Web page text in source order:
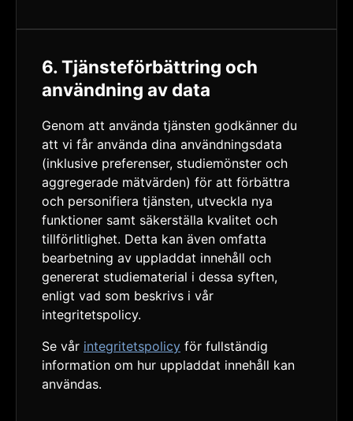
6. Tjänsteförbättring och
användning av data
Genom att använda tjänsten godkänner du
att vi får använda dina användningsdata
(inklusive preferenser, studiemönster och
aggregerade mätvärden) för att förbättra
och personifiera tjänsten, utveckla nya
funktioner samt säkerställa kvalitet och
tillförlitlighet. Detta kan även omfatta
bearbetning av uppladdat innehåll och
genererat studiematerial i dessa syften,
enligt vad som beskrivs i vår
integritetspolicy.
Se vår integritetspolicy för fullständig
information om hur uppladdat innehåll kan
användas.